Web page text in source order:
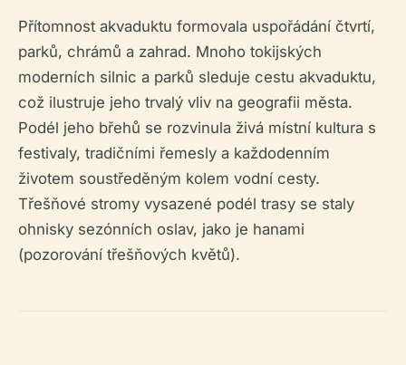
Přítomnost akvaduktu formovala uspořádání čtvrtí,
parků, chrámů a zahrad. Mnoho tokijských
moderních silnic a parků sleduje cestu akvaduktu,
což ilustruje jeho trvalý vliv na geografii města.
Podél jeho břehů se rozvinula živá místní kultura s
festivaly, tradičními řemesly a každodenním
životem soustředěným kolem vodní cesty.
Třešňové stromy vysazené podél trasy se staly
ohnisky sezónních oslav, jako je hanami
(pozorování třešňových květů).